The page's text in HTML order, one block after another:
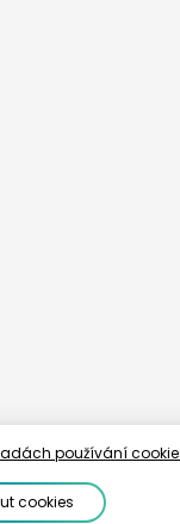
používání
cookies